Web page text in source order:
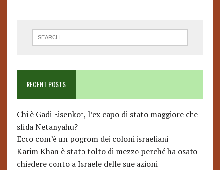
RECENT POSTS
Chi è Gadi Eisenkot, l’ex capo di stato maggiore che
sfida Netanyahu?
Ecco com’è un pogrom dei coloni israeliani
Karim Khan è stato tolto di mezzo perché ha osato
chiedere conto a Israele delle sue azioni